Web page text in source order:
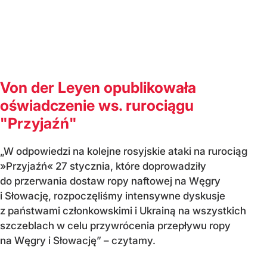
Von der Leyen opublikowała
oświadczenie ws. rurociągu
"Przyjaźń"
„W odpowiedzi na kolejne rosyjskie ataki na rurociąg
»Przyjaźń« 27 stycznia, które doprowadziły
do przerwania dostaw ropy naftowej na Węgry
i Słowację, rozpoczęliśmy intensywne dyskusje
z państwami członkowskimi i Ukrainą na wszystkich
szczeblach w celu przywrócenia przepływu ropy
na Węgry i Słowację” – czytamy.